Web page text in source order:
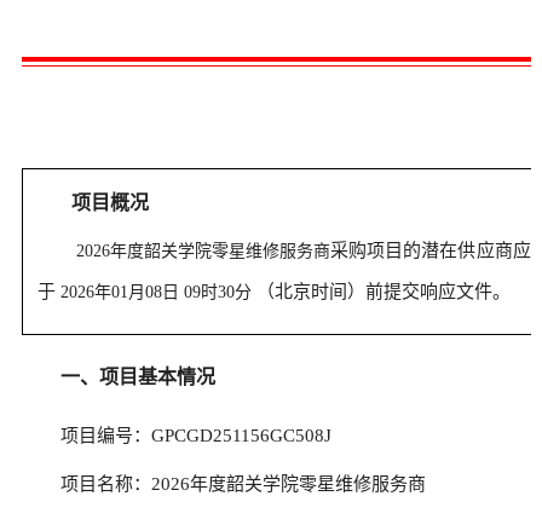
项目概况
2026年度韶关学院零星维修服务商采购项目的潜在供应商应
于2026年01月08日 09时30分 （北京时间）前提交响应文件。
一、项目基本情况
项目编号：GPCGD251156GC508J
项目名称：2026年度韶关学院零星维修服务商